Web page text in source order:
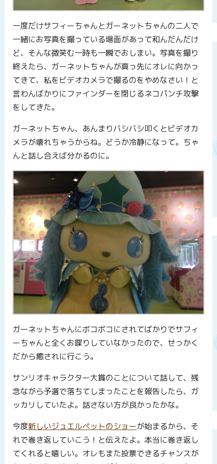
一度だけサフィーちゃんとガーネットちゃんの二人で
一緒にお写真を撮っている場面があって和んだんだけ
ど、そんな微笑む一時も一瞬でおしまい。写真を撮り
終えたら、ガーネットちゃんが真っ先にオレに向かっ
てきて、私をビデオカメラで撮るのをやめなさい！と
言わんばかりにファインダーを閉じるネコパンチ攻撃
をしてきた。
ガーネットちゃん、あんまりバシバシ叩くとビデオカ
メラが壊れちゃうからね。どうか冷静になって。ちゃ
んと話し合えば分かるのに。
ガーネットちゃんにボコボコにされてばかりでサフィ
ーちゃんと全くお喋りしていなかったので、せっかく
だから癒されに行こう。
サンリオキャラクター大賞のことについて話して、残
念ながら予選で落ちてしまったことを報告したら、ガ
ッカリしていたよ。話さない方が良かったかな。
今度新しいジュエルペットのショーが始まるから、そ
れで巻き返していこう！と伝えたよ。本当に巻き返し
てくれると嬉しい。オレもまた投票できるチャンスが